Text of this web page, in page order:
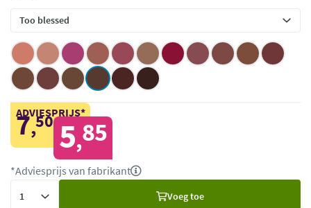
ADVIESPRIJS*
7,50 5,85
*Adviesprijs van fabrikant
Voeg toe